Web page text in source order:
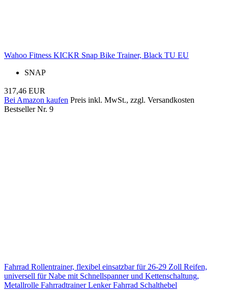
Wahoo Fitness KICKR Snap Bike Trainer, Black TU EU
SNAP
317,46 EUR
Bei Amazon kaufen Preis inkl. MwSt., zzgl. Versandkosten
Bestseller Nr. 9
Fahrrad Rollentrainer, flexibel einsatzbar für 26-29 Zoll Reifen,
universell für Nabe mit Schnellspanner und Kettenschaltung,
Metallrolle Fahrradtrainer Lenker Fahrrad Schalthebel